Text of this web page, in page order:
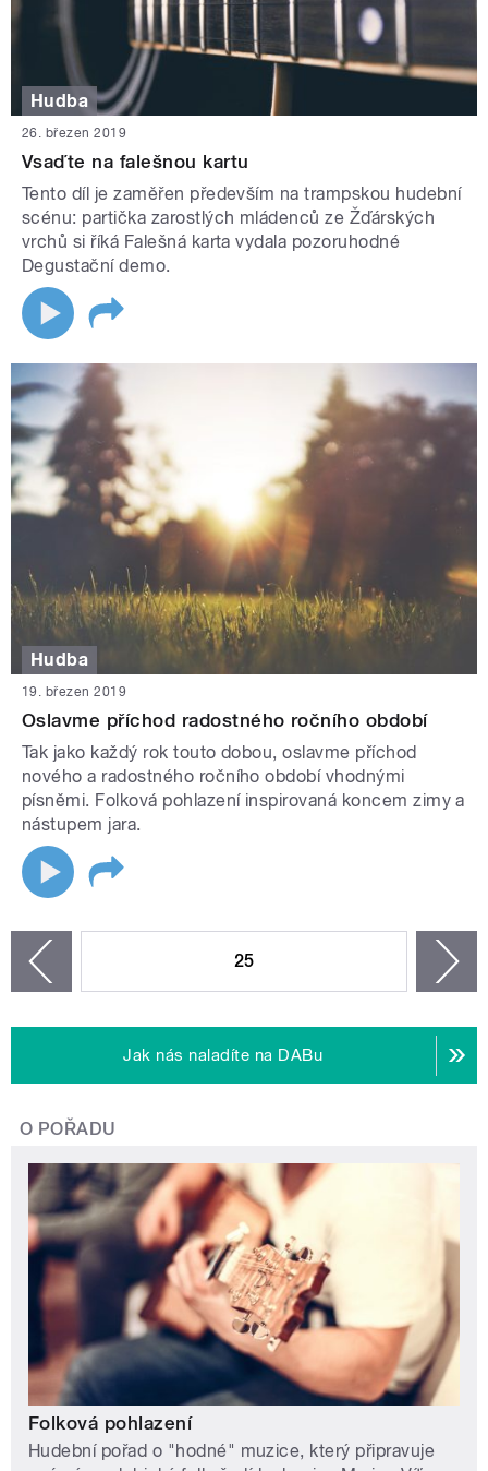
Hudba
26. březen 2019
Vsaďte na falešnou kartu
Tento díl je zaměřen především na trampskou hudební
scénu: partička zarostlých mládenců ze Žďárských
vrchů si říká Falešná karta vydala pozoruhodné
Degustační demo.
Hudba
19. březen 2019
Oslavme příchod radostného ročního období
Tak jako každý rok touto dobou, oslavme příchod
nového a radostného ročního období vhodnými
písněmi. Folková pohlazení inspirovaná koncem zimy a
nástupem jara.
25
Jak nás naladíte na DABu
O POŘADU
Folková pohlazení
Hudební pořad o "hodné" muzice, který připravuje